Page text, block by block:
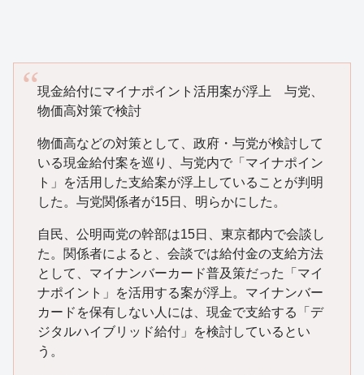
現金給付にマイナポイント活用案が浮上 与党、
物価高対策で検討
物価高などの対策として、政府・与党が検討して
いる現金給付案を巡り、与党内で「マイナポイン
ト」を活用した支給案が浮上していることが判明
した。与党関係者が15日、明らかにした。
自民、公明両党の幹部は15日、東京都内で会談し
た。関係者によると、会談では給付金の支給方法
として、マイナンバーカード普及策だった「マイ
ナポイント」を活用する案が浮上。マイナンバー
カードを保有しない人には、現金で支給する「デ
ジタルハイブリッド給付」を検討しているとい
う。